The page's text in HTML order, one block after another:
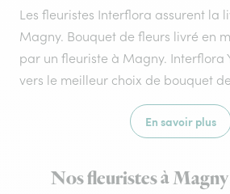
Les fleuristes Interflora assurent la
Magny. Bouquet de fleurs livré en
par un fleuriste à Magny. Interflora
vers le meilleur choix de bouquet
En savoir plus
Nos fleuristes à